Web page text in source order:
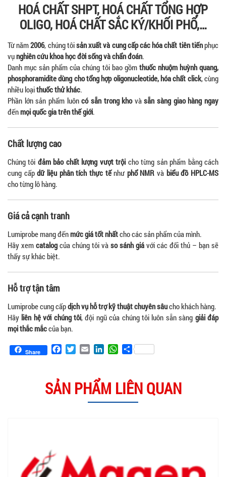
HOÁ CHẤT SHPT, HOÁ CHẤT TỔNG HỢP
OLIGO, HOÁ CHẤT SẮC KÝ/KHỐI PHỔ,…
Từ năm2006, chúng tôisản xuất và cung cấp các hóa chất tiên tiếnphục
vụnghiên cứu khoa học đời sống và chẩn đoán.
Danh mục sản phẩm của chúng tôi bao gồm thuốc nhuộm huỳnh quang,
phosphoramidite dùng cho tổng hợp oligonucleotide, hóa chất click, cùng
nhiều loạithuốc thử khác.
Phần lớn sản phẩm luôncó sẵn trong khovàsẵn sàng giao hàng ngay
đếnmọi quốc gia trên thế giới.
Chất lượng cao
Chúng tôi đảm bảo chất lượng vượt trội cho từng sản phẩm bằng cách
cung cấpdữ liệu phân tích thực tếnhư phổ NMR và biểu đồ HPLC-MS
cho từng lô hàng.
Giá cả cạnh tranh
Lumiprobe mang đếnmức giá tốt nhấtcho các sản phẩm của mình.
Hãy xem catalog của chúng tôi và so sánh giá với các đối thủ – bạn sẽ
thấy sự khác biệt.
Hỗ trợ tận tâm
Lumiprobe cung cấpdịch vụ hỗ trợ kỹ thuật chuyên sâucho khách hàng.
Hãy liên hệ với chúng tôi, đội ngũ của chúng tôi luôn sẵn sàng giải đáp
mọi thắc mắccủa bạn.
Share Facebook
TwitterEmail LinkedInWhatsApp
Share
SẢN PHẨM LIÊN QUAN